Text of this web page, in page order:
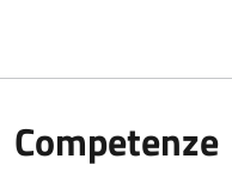
Competenze